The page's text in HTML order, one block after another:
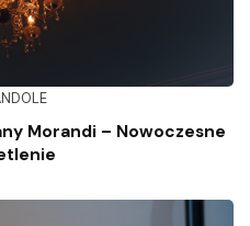
Morandi – Nowoczesne